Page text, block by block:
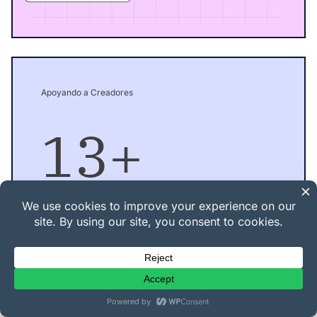
Apoyando a Creadores
13+
años